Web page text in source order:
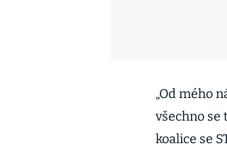
„Od mého
všechno
koalice se